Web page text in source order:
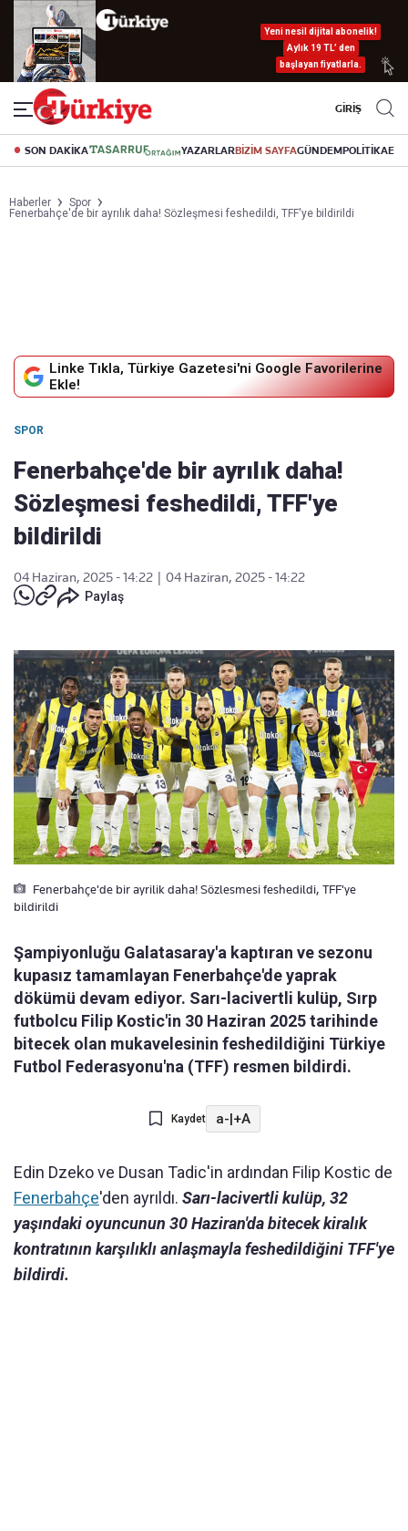
Yeni nesil dijital abonelik!
Aylık 19 TL’ den
başlayan fiyatlarla.
GİRİŞ
SON DAKİKA YAZARLARBİZİM SAYFAGÜNDEMPOLİTİKA
Haberler
Spor
Fenerbahçe'de bir ayrılık daha! Sözleşmesi feshedildi, TFF'ye bildirildi
Linke Tıkla, Türkiye Gazetesi'ni Google Favorilerine
Ekle!
SPOR
Fenerbahçe'de bir ayrılık daha!
Sözleşmesi feshedildi, TFF'ye
bildirildi
04 Haziran, 2025 - 14:22
04 Haziran, 2025 - 14:22
Paylaş
Fenerbahçe'de bir ayrilik daha! Sözlesmesi feshedildi, TFF'ye
bildirildi
Şampiyonluğu Galatasaray'a kaptıran ve sezonu
kupasız tamamlayan Fenerbahçe'de yaprak
dökümü devam ediyor. Sarı-lacivertli kulüp, Sırp
futbolcu Filip Kostic'in 30 Haziran 2025 tarihinde
bitecek olan mukavelesinin feshedildiğini Türkiye
Futbol Federasyonu'na (TFF) resmen bildirdi.
Kaydet a-|+A
Edin Dzeko ve Dusan Tadic'in ardından Filip Kostic de
Fenerbahçe'den ayrıldı. Sarı-lacivertli kulüp, 32
yaşındaki oyuncunun 30 Haziran'da bitecek kiralık
kontratının karşılıklı anlaşmayla feshedildiğini TFF'ye
bildirdi.